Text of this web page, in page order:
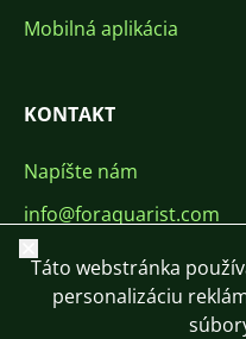
Mobilná aplikácia
KONTAKT
Napíšte nám
info@foraquarist.com
+420 603 449 602
Zavrieť
Táto webstránka
personalizáciu